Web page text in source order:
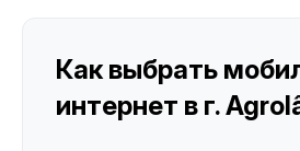
Как выбрать
интернет в г.